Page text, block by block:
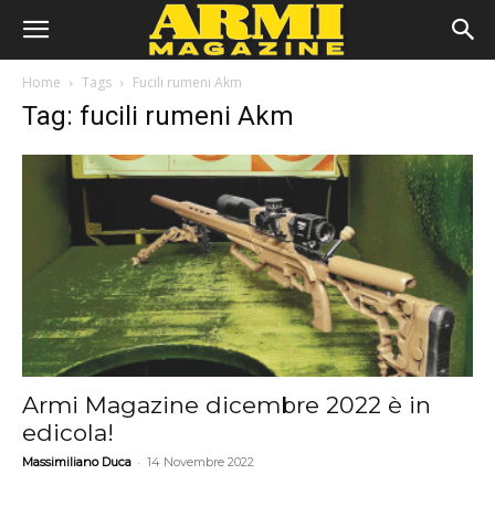
Home Tags Fucili rumeni Akm
Tag: fucili rumeni Akm
Armi Magazine dicembre 2022 è in
edicola!
Massimiliano Duca - 14 Novembre 2022